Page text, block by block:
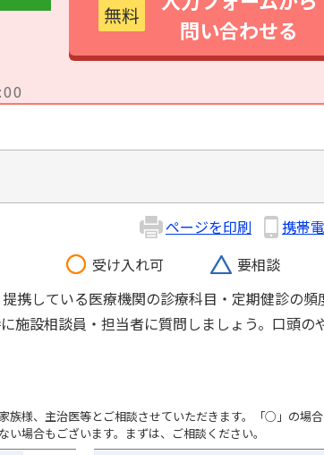
無料
問い合わせる
ページを印刷 携帯
受け入れ可 要相談
携している医療機関の診療科目・定期健診の頻
施設相談員・担当者に質問しましょう。口頭の
族様、主治医等とご相談させていただきます。「○」の場
場合もございます。まずは、ご相談ください。